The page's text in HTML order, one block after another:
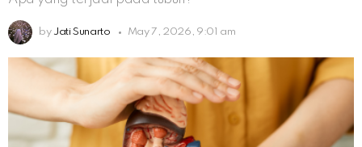
by Jati Sunarto May 7, 2026, 9:01 am